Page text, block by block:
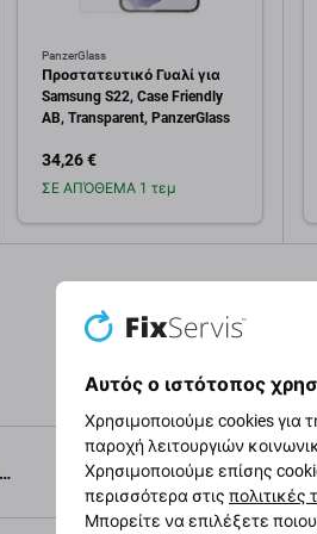
καλάθι
PanzerGlass
Προστατευτικό Γυαλί για
Samsung S22, Case Friendly
AB, Transparent, PanzerGlass
34,26 €
ΣΕ ΑΠΌΘΕΜΑ 1 τεμ
Περιγραφή και
Αυτός ο ιστότοπος
Χρησιμοποιούμε cookies για
παροχή λειτουργιών
Χρησιμοποιούμε επίσης
περισσότερα στις πολιτικές
Μπορείτε να επιλέξετε